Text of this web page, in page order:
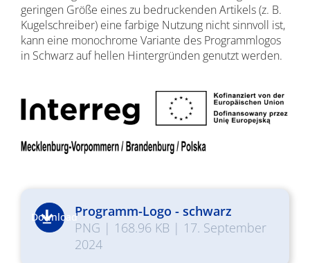
geringen Größe eines zu bedruckenden Artikels (z. B.
Kugelschreiber) eine farbige Nutzung nicht sinnvoll ist,
kann eine monochrome Variante des Programmlogos
in Schwarz auf hellen Hintergründen genutzt werden.
DownloadProgramm-Logo - schwarz
PNG | 168.96 KB | 17. September
2024